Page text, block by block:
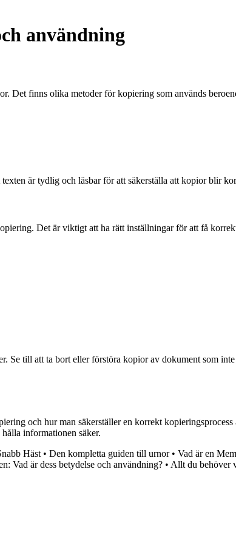
användning
Det finns olika metoder för kopiering som används
är tydlig och läsbar för att säkerställa att kopior blir
Det är viktigt att ha rätt inställningar för att få
till att ta bort eller förstöra kopior av dokument som
och hur man säkerställer en korrekt
informationen säker.
Häst • Den kompletta guiden till urnor• Vad är en
Vad är dess betydelse och användning? • Allt du behöver